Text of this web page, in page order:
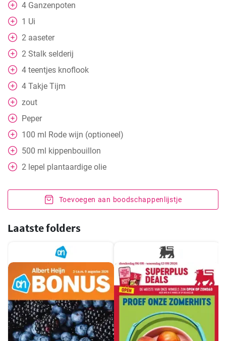
4 Ganzenpoten
1 Ui
2 aaseter
2 Stalk selderij
4 teentjes knoflook
4 Takje Tijm
zout
Peper
100 ml Rode wijn (optioneel)
500 ml kippenbouillon
2 lepel plantaardige olie
Toevoegen aan boodschappenlijstje
Laatste folders